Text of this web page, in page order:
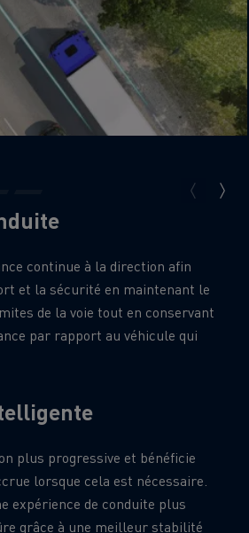
continue à la direction afin
et la sécurité en maintenant le
de la voie tout en conservant
par rapport au véhicule qui
plus progressive et bénéficie
lorsque cela est nécessaire.
expérience de conduite plus
grâce à une meilleur stabilité